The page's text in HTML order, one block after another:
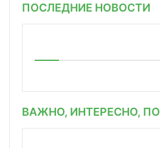
ПОСЛЕДНИЕ НОВОСТИ
ВАЖНО, ИНТЕРЕСНО,